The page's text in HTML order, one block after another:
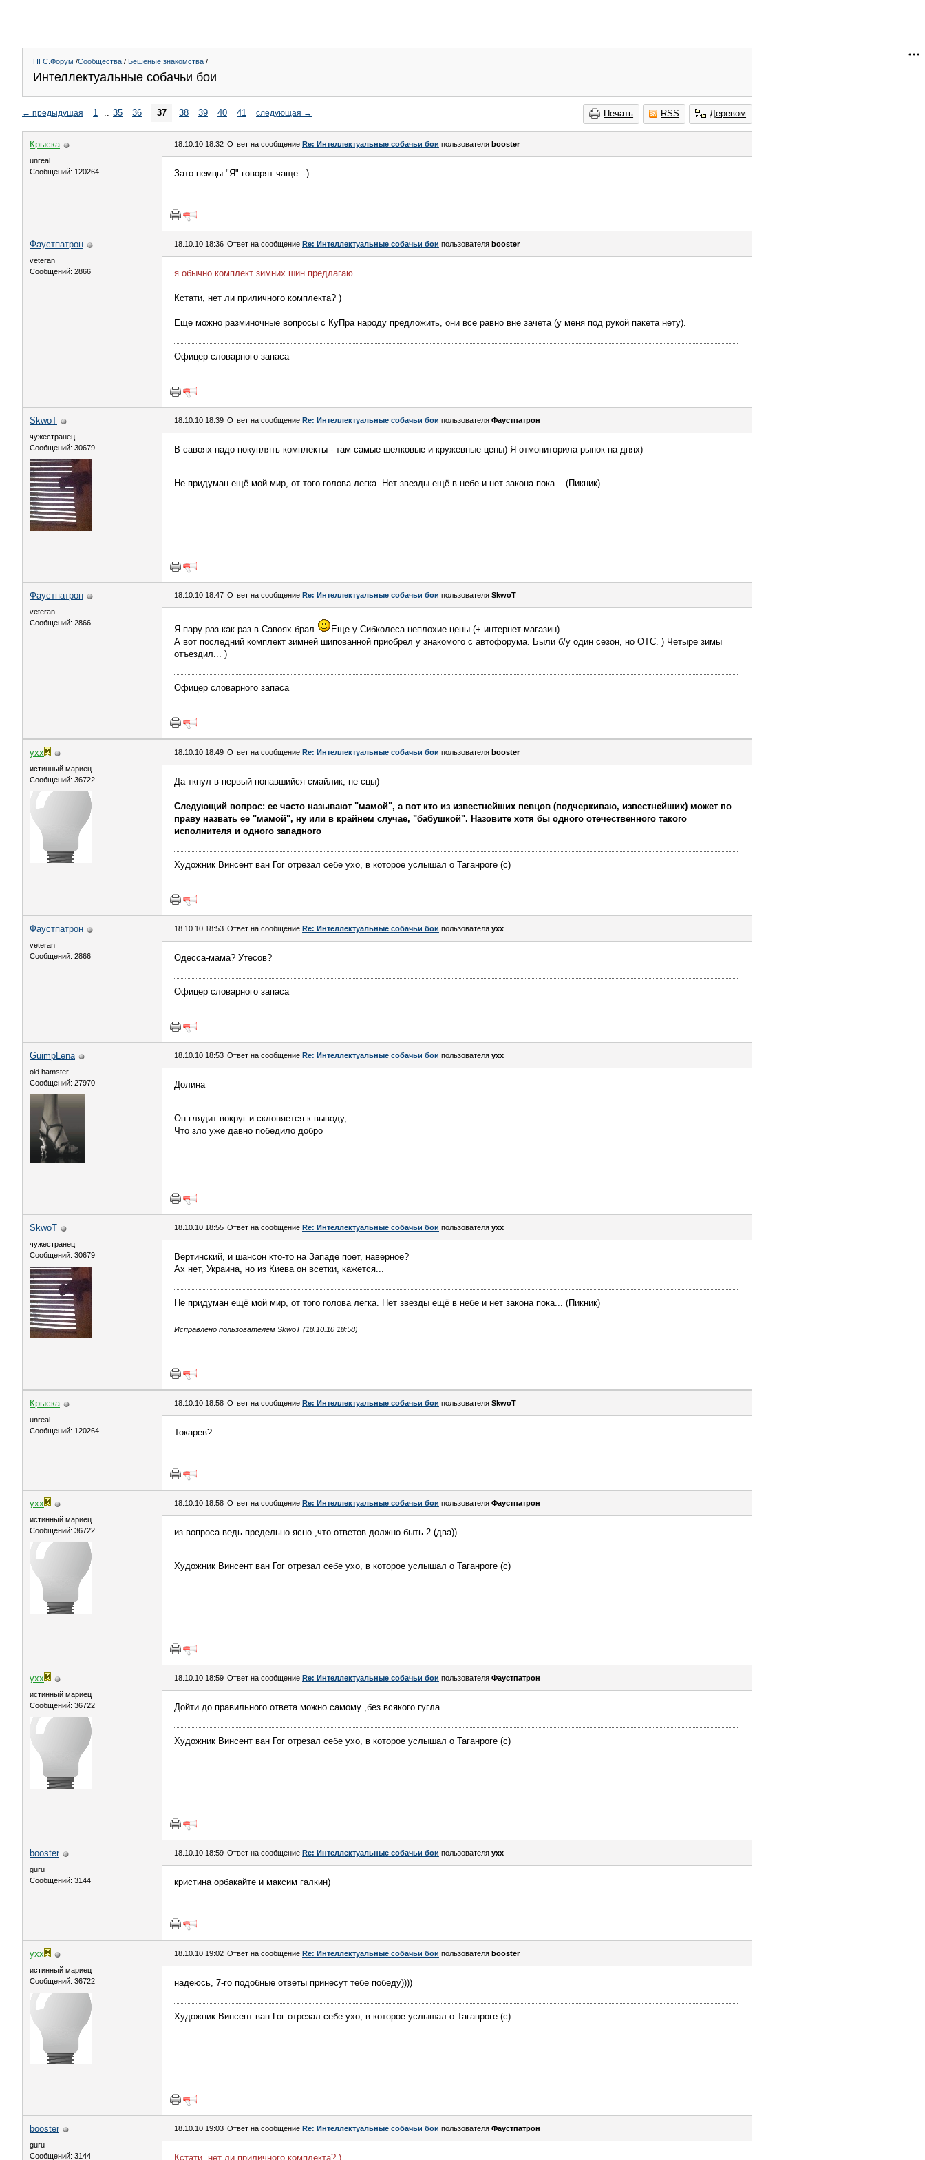
НГС.Форум /Сообщества / Бешеные знакомства /
Интеллектуальные собачьи бои
Печать RSS Деревом
← предыдущая 1 .. 35 36 37 38 39 40 41 следующая →
Крыска
unreal
Сообщений: 120264
18.10.10 18:32 Ответ на сообщение Re: Интеллектуальные собачьи бои пользователя bооster
Зато немцы "Я" говорят чаще :-)
Фаустпатрон
veteran
Сообщений: 2866
18.10.10 18:36 Ответ на сообщение Re: Интеллектуальные собачьи бои пользователя bооster
я обычно комплект зимних шин предлагаю
Кстати, нет ли приличного комплекта? )
Еще можно разминочные вопросы с КуПра народу предложить, они все равно вне зачета (у меня под рукой пакета нету).
Офицер словарного запаса
SkwоT
чужестранец
Сообщений: 30679
18.10.10 18:39 Ответ на сообщение Re: Интеллектуальные собачьи бои пользователя Фаустпатрон
В савоях надо покуплять комплекты - там самые шелковые и кружевные цены) Я отмониторила рынок на днях)
Не придуман ещё мой мир, от того голова легка. Нет звезды ещё в небе и нет закона пока... (Пикник)
Фаустпатрон
veteran
Сообщений: 2866
18.10.10 18:47 Ответ на сообщение Re: Интеллектуальные собачьи бои пользователя SkwоT
Я пару раз как раз в Савоях брал.
Еще у Сибколеса неплохие цены (+ интернет-магазин).
А вот последний комплект зимней шипованной приобрел у знакомого с автофорума. Были б/у один сезон, но ОТС. ) Четыре зимы
отъездил... )
Офицер словарного запаса
yxx
истинный мариец
Сообщений: 36722
18.10.10 18:49 Ответ на сообщение Re: Интеллектуальные собачьи бои пользователя bооster
Да ткнул в первый попавшийся смайлик, не сцы)
Следующий вопрос: ее часто называют "мамой", а вот кто из известнейших певцов (подчеркиваю, известнейших) может по
праву назвать ее "мамой", ну или в крайнем случае, "бабушкой". Назовите хотя бы одного отечественного такого
исполнителя и одного западного
Художник Винсент ван Гог отрезал себе ухо, в которое услышал о Таганроге (с)
Фаустпатрон
veteran
Сообщений: 2866
18.10.10 18:53 Ответ на сообщение Re: Интеллектуальные собачьи бои пользователя yxx
Одесса-мама? Утесов?
Офицер словарного запаса
GuimpLеna
old hamster
Сообщений: 27970
18.10.10 18:53 Ответ на сообщение Re: Интеллектуальные собачьи бои пользователя yxx
Долина
Он глядит вокруг и склоняется к выводу,
Что зло уже давно победило добро
SkwоT
чужестранец
Сообщений: 30679
18.10.10 18:55 Ответ на сообщение Re: Интеллектуальные собачьи бои пользователя yxx
Вертинский, и шансон кто-то на Западе поет, наверное?
Ах нет, Украина, но из Киева он всетки, кажется...
Не придуман ещё мой мир, от того голова легка. Нет звезды ещё в небе и нет закона пока... (Пикник)
Исправлено пользователем SkwоT (18.10.10 18:58)
Крыска
unreal
Сообщений: 120264
18.10.10 18:58 Ответ на сообщение Re: Интеллектуальные собачьи бои пользователя SkwоT
Токарев?
yxx
истинный мариец
Сообщений: 36722
18.10.10 18:58 Ответ на сообщение Re: Интеллектуальные собачьи бои пользователя Фаустпатрон
из вопроса ведь предельно ясно ,что ответов должно быть 2 (два))
Художник Винсент ван Гог отрезал себе ухо, в которое услышал о Таганроге (с)
yxx
истинный мариец
Сообщений: 36722
18.10.10 18:59 Ответ на сообщение Re: Интеллектуальные собачьи бои пользователя Фаустпатрон
Дойти до правильного ответа можно самому ,без всякого гугла
Художник Винсент ван Гог отрезал себе ухо, в которое услышал о Таганроге (с)
bооster
guru
Сообщений: 3144
18.10.10 18:59 Ответ на сообщение Re: Интеллектуальные собачьи бои пользователя yxx
кристина орбакайте и максим галкин)
yxx
истинный мариец
Сообщений: 36722
18.10.10 19:02 Ответ на сообщение Re: Интеллектуальные собачьи бои пользователя bооster
надеюсь, 7-го подобные ответы принесут тебе победу))))
Художник Винсент ван Гог отрезал себе ухо, в которое услышал о Таганроге (с)
bооster
guru
Сообщений: 3144
18.10.10 19:03 Ответ на сообщение Re: Интеллектуальные собачьи бои пользователя Фаустпатрон
Кстати, нет ли приличного комплекта? )